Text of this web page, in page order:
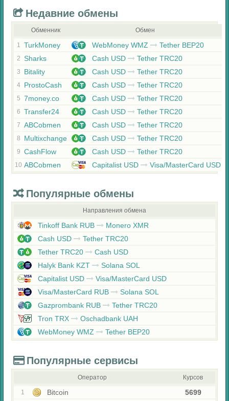
Недавние обмены
Обменник Обмен
1 TurkMoney WebMoney WMZ Tether BEP20
2 Sharks Cash USD Tether TRC20
3 Bitality Cash USD Tether TRC20
4 ProstoCash Cash USD Tether TRC20
5 7money.co Cash USD Tether TRC20
6 Transfer24 Cash USD Tether TRC20
7 ABCobmen Cash USD Tether TRC20
8 Multixchange Cash USD Tether TRC20
9 CashFlow Cash USD Tether TRC20
10 ABCobmen Capitalist USD Visa/MasterCard USD
Популярные обмены
Направления обмена
Tinkoff Bank RUB
Monero XMR
Cash USD
Tether TRC20
Tether TRC20
Cash USD
Halyk Bank KZT
Solana SOL
Capitalist USD
Visa/MasterCard USD
Visa/MasterCard RUB
Solana SOL
Gazprombank RUB
Tether TRC20
Tron TRX
Oschadbank UAH
WebMoney WMZ
Tether BEP20
Популярные сервисы
Оператор Курсов
1 Bitcoin 5699